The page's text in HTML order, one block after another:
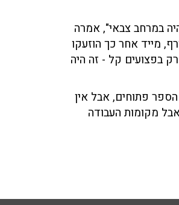
במרחב צבאי", אמרה
מייד אחר כך הוזעקו
בפצועים קל - זה היה
הספר פתוחים, אבל אין
מקומות העבודה